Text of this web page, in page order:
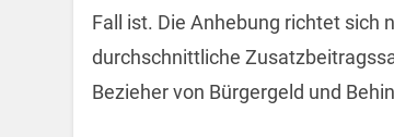
Fall ist. Die Anhebung richtet sich
durchschnittliche
Bezieher von Bürgergeld und